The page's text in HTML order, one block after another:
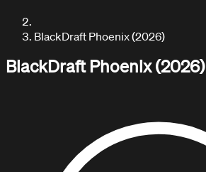
DOCUMENTACIÓN / TUTORIALES
Aprende con nuestros tutoriales
BlackDraft Phoenix (2026)
BlackDraft Phoenix (2026)